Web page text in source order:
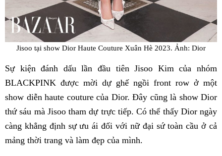
Jisoo tại show Dior Haute Couture Xuân Hè 2023. Ảnh: Dior
Sự kiện đánh dấu lần đầu tiên Jisoo Kim của nhóm
BLACKPINK được mời dự ghế ngồi front row ở một
show diễn haute couture của Dior. Đây cũng là show Dior
thứ sáu mà Jisoo tham dự trực tiếp. Có thể thấy Dior ngày
càng khẳng định sự ưu ái đối với nữ đại sứ toàn cầu ở cả
mảng thời trang và làm đẹp của mình.